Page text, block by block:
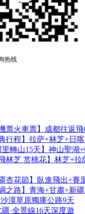
热线
票火車票】成都往返
行程】拉萨+林芝+日
里轉山15天】神山聖湖
林芝 赏桃花】林芝+拉
杏花節】臥進飛出+賽
之路】青海+甘肅+新
沙漠草原獨庫公路9天
·全景線16天深度遊